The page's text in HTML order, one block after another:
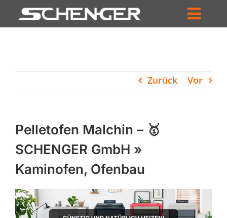
Inhalt
HÄNDLERSUCHE
UNTERNEHMEN
PROFIL
WARENKORB
Zurück Vor
Pelletofen Malchin – 🥇
SCHENGER GmbH »
Kaminofen, Ofenbau